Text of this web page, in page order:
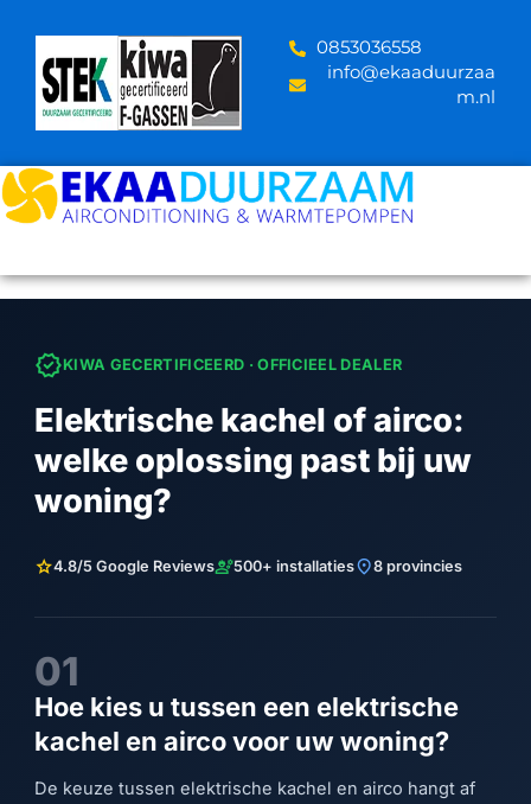
content
‪0853036558
info@ekaaduurzaa
m.nl
verifiedKIWA GECERTIFICEERD · OFFICIEEL DEALER
Elektrische kachel of airco:
welke oplossing past bij uw
woning?
star4.8/5 Google Reviewsengineering500+ installatieslocation_on8 provincies
01
Hoe kies u tussen een elektrische
kachel en airco voor uw woning?
De keuze tussen elektrische kachel en airco hangt af